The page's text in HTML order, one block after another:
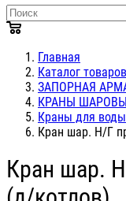
Главная
Каталог товаров
ЗАПОРНАЯ
КРАНЫ
Краны для воды
Кран шар. Н/Г
Кран шар.